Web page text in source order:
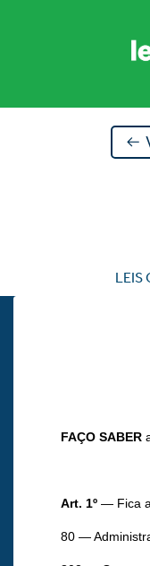
LEIS
FAÇO SABER
Art. 1º — Fica
80 —